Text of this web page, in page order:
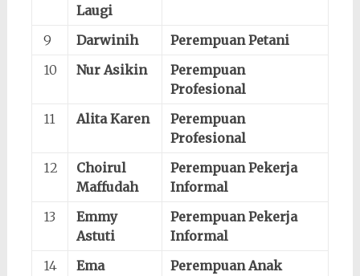
Laugi
9 Darwinih
Perempuan Petani
10
Nur Asikin
Perempuan
Profesional
11
Alita Karen
Perempuan
Profesional
12
Choirul
Maffudah
Perempuan Pekerja
Informal
13
Emmy
Astuti
Perempuan Pekerja
Informal
14
Ema
Perempuan Anak